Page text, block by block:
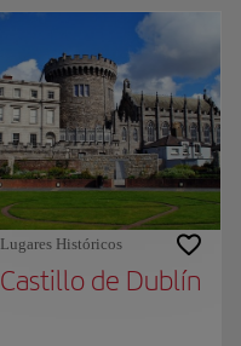
Lugares Históricos
Castillo de Dublín